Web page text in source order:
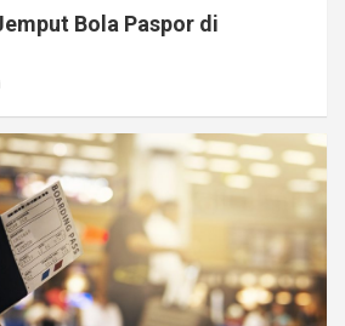
Bola Paspor di